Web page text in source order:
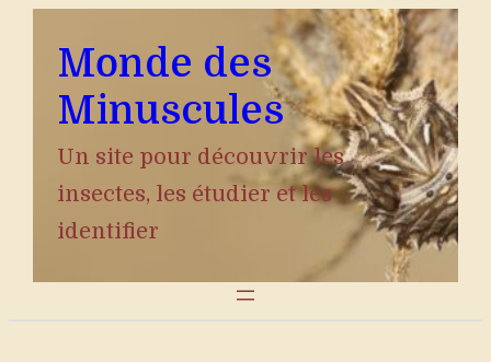
contenu
Monde des
Minuscules
Un site pour découvrir les
insectes, les étudier et les
identifier